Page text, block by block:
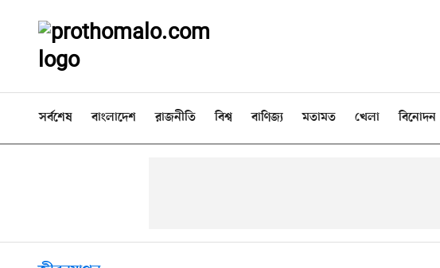
সর্বশেষ বাংলাদেশ রাজনীতি বিশ্ব বাণিজ্য মতামত খেলা বিনোদন